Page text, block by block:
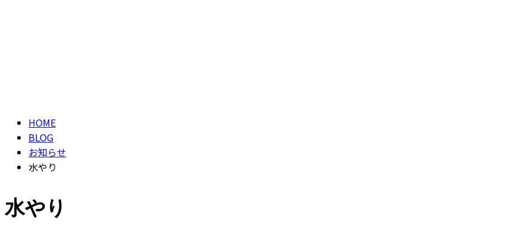
HOME
BLOG
お知らせ
水やり
水やり